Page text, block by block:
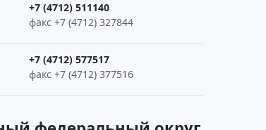
+7 (4712) 511140
факс +7 (4712) 327844
+7 (4712) 577517
факс +7 (4712) 377516